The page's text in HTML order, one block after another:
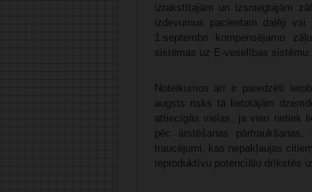
izrakstītajām un izsniegtajām
izdevumus pacientam daļēji
1.septembri kompensējamo
sistēmas uz E-veselības
Noteikumos arī ir paredzēti
augsts risks tā lietotājām
attiecīgās vielas, ja vien netiek
pēc ārstēšanas
traucējumi, kas nepakļaujas
reproduktīvu potenciālu drīkstēs